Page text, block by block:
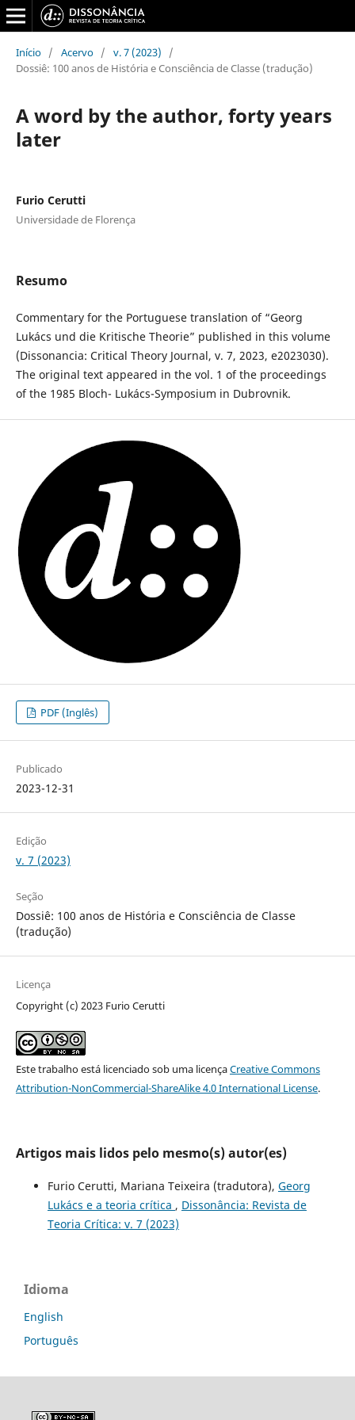
Início / Acervo / v. 7 (2023)
/
Dossiê: 100 anos de História e Consciência de Classe (tradução)
A word by the author, forty years
later
Furio Cerutti
Universidade de Florença
Resumo
Commentary for the Portuguese translation of “Georg
Lukács und die Kritische Theorie” published in this volume
(Dissonancia: Critical Theory Journal, v. 7, 2023, e2023030).
The original text appeared in the vol. 1 of the proceedings
of the 1985 Bloch- Lukács-Symposium in Dubrovnik.
PDF (Inglês)
Publicado
2023-12-31
Edição
v. 7 (2023)
Seção
Dossiê: 100 anos de História e Consciência de Classe
(tradução)
Licença
Copyright (c) 2023 Furio Cerutti
Este trabalho está licenciado sob uma licençaCreative Commons
Attribution-NonCommercial-ShareAlike 4.0 International License.
Artigos mais lidos pelo mesmo(s) autor(es)
Furio Cerutti, Mariana Teixeira (tradutora), Georg
Lukács e a teoria crítica , Dissonância: Revista de
Teoria Crítica: v. 7 (2023)
Idioma
English
Português